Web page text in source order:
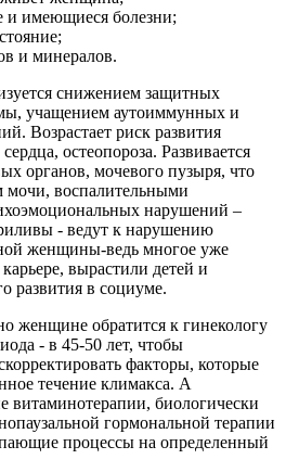
и имеющиеся болезни;
и минералов.
снижением защитных
учащением аутоиммунных и
Возрастает риск развития
остеопороза. Развивается
органов, мочевого пузыря, что
мочи, воспалительными
нарушений –
- ведут к нарушению
женщины-ведь многое уже
вырастили детей и
развития в социуме.
женщине обратится к гинекологу
- в 45-50 лет, чтобы
факторы, которые
течение климакса. А
витаминотерапии, биологически
гормональной терапии
процессы на определенный